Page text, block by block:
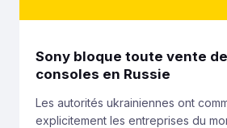
Sony bloque toute vente
consoles en Russie
Les autorités ukrainiennes ont
explicitement les entreprises du